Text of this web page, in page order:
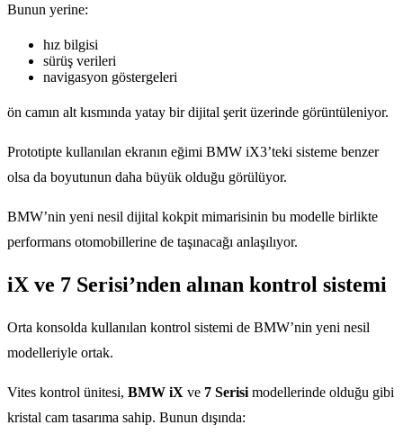
Bunun yerine:
hız bilgisi
sürüş verileri
navigasyon göstergeleri
ön camın alt kısmında yatay bir dijital şerit üzerinde görüntüleniyor.
Prototipte kullanılan ekranın eğimi BMW iX3’teki sisteme benzer
olsa da boyutunun daha büyük olduğu görülüyor.
BMW’nin yeni nesil dijital kokpit mimarisinin bu modelle birlikte
performans otomobillerine de taşınacağı anlaşılıyor.
iX ve 7 Serisi’nden alınan kontrol sistemi
Orta konsolda kullanılan kontrol sistemi de BMW’nin yeni nesil
modelleriyle ortak.
Vites kontrol ünitesi, BMW iX ve 7 Serisi modellerinde olduğu gibi
kristal cam tasarıma sahip. Bunun dışında: